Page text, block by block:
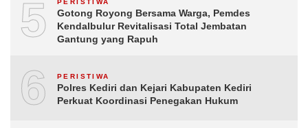
5 PERISTIWA
Gotong Royong Bersama Warga, Pemdes
Kendalbulur Revitalisasi Total Jembatan
Gantung yang Rapuh
6 PERISTIWA
Polres Kediri dan Kejari Kabupaten Kediri
Perkuat Koordinasi Penegakan Hukum